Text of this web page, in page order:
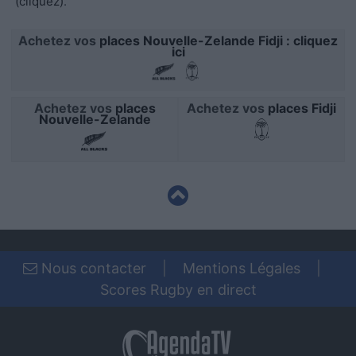
functionality and fraud prevention, and other
Achetez vos places Nouvelle-Zelande Fidji : cliquez
ici
Achetez vos places
Nouvelle-Zelande
Achetez vos places Fidji
Nous contacter Mentions Légales
Scores Rugby en direct